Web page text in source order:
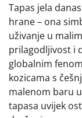
Tapas jela
hrane – ona
uživanje u
prilagodljivost i
globalnim
kozicama s
malenom baru
tapasa uvijek